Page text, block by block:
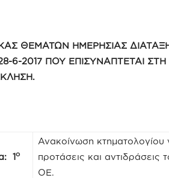
ΘΕΜΑΤΩΝ ΗΜΕΡΗΣΙΑΣ
6-2017 ΠΟΥ ΕΠΙΣΥΝΑΠΤΕΤΑΙ
1ο
Ανακοίνωση
προτάσεις και
ΟΕ.